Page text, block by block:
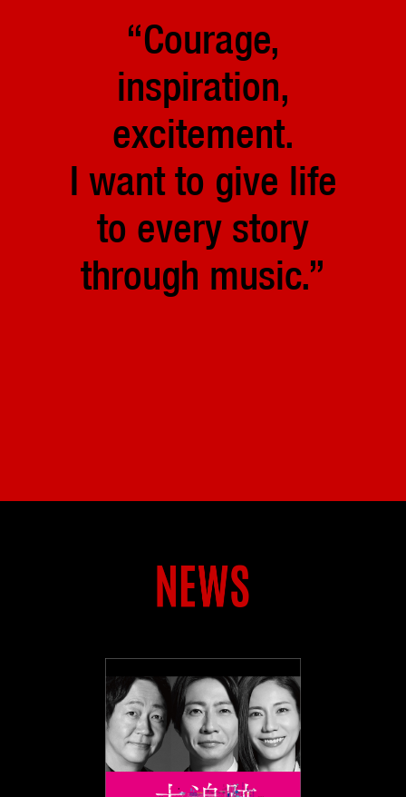
“Courage,
inspiration,
excitement.
I want to give life
to every story
through music.”